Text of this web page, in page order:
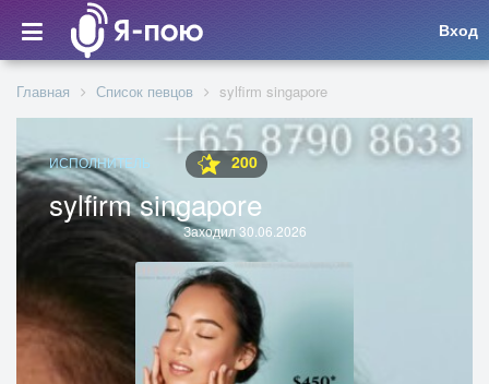
Вход
Главная Список певцов sylfirm singapore
ИСПОЛНИТЕЛЬ 200
sylfirm singapore
Заходил 30.06.2026